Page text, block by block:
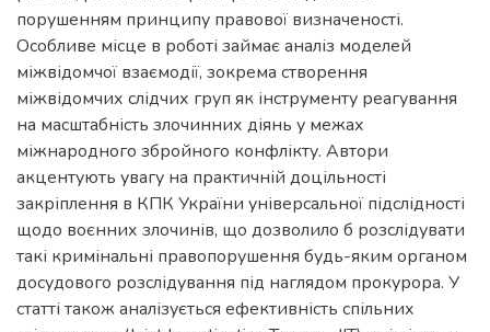
порушенням принципу правової визначеності.
Особливе місце в роботі займає аналіз моделей
міжвідомчої взаємодії, зокрема створення
міжвідомчих слідчих груп як інструменту реагування
на масштабність злочинних діянь у межах
міжнародного збройного конфлікту. Автори
акцентують увагу на практичній доцільності
закріплення в КПК України універсальної підслідності
щодо воєнних злочинів, що дозволило б розслідувати
такі кримінальні правопорушення будь-яким органом
досудового розслідування під наглядом прокурора. У
статті також аналізується ефективність спільних